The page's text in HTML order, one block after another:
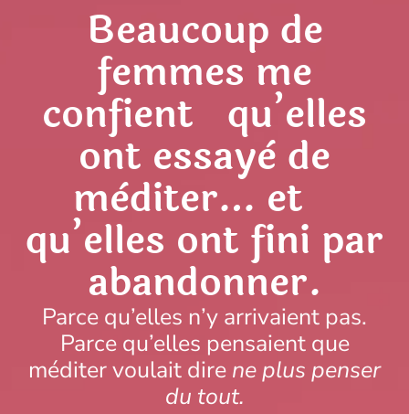
Beaucoup de
femmes me
confient qu’elles
ont essayè de
mèditer… et
qu’elles ont fini par
abandonner.
Parce qu’elles n’y arrivaient pas.
Parce qu’elles pensaient que
méditer voulait dire ne plus penser
du tout.